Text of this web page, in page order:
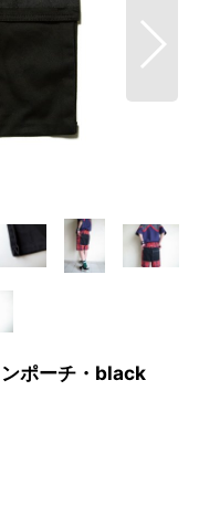
ポーチ・black